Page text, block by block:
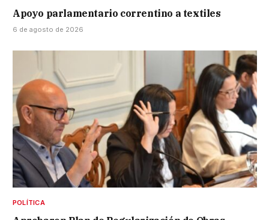
Apoyo parlamentario correntino a textiles
6 de agosto de 2026
POLÍTICA